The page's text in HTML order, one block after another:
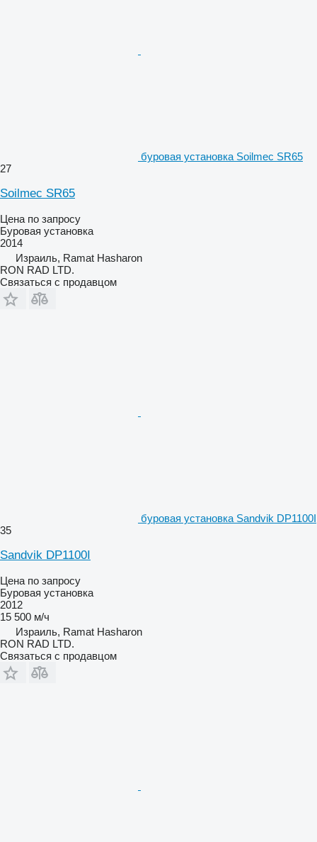
буровая установка Soilmec SR65
27
Soilmec SR65
Цена по запросу
Буровая установка
2014
Израиль, Ramat Hasharon
RON RAD LTD.
Связаться с продавцом
буровая установка Sandvik DP1100I
35
Sandvik DP1100I
Цена по запросу
Буровая установка
2012
15 500 м/ч
Израиль, Ramat Hasharon
RON RAD LTD.
Связаться с продавцом